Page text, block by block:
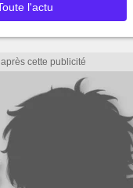
l'actu